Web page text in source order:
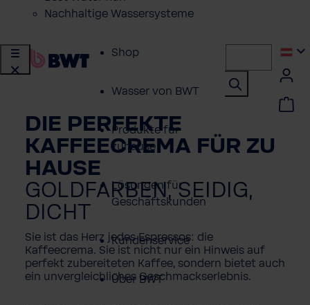
Nachhaltige Wassersysteme
Shop
Wasser von BWT
Produkte für
zuhause
Lösungen für
Geschäftskunden
Kundenservice
Über BWT
DIE PERFEKTE
KAFFEECREMA FÜR ZU
HAUSE
GOLDFARBEN, SEIDIG,
DICHT
Sie ist das Herz jedes Espressos: die
Kaffeecrema. Sie ist nicht nur ein Hinweis auf
perfekt zubereiteten Kaffee, sondern bietet auch
ein unvergleichliches Geschmackserlebnis.